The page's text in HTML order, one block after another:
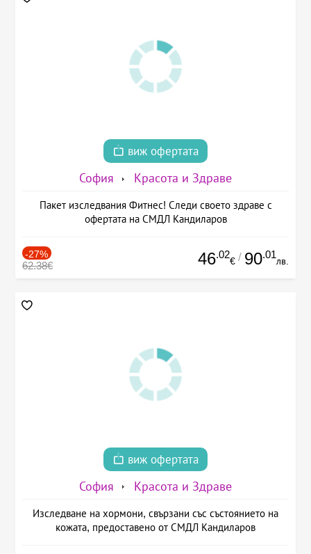
виж офертата
София Красота и Здраве
Пакет изследвания Фитнес! Следи своето здраве с
офертата на СМДЛ Кандиларов
-27%
62.38€ 46.02
€ / 90.01
лв.
виж офертата
София Красота и Здраве
Изследване на хормони, свързани със състоянието на
кожата, предоставено от СМДЛ Кандиларов